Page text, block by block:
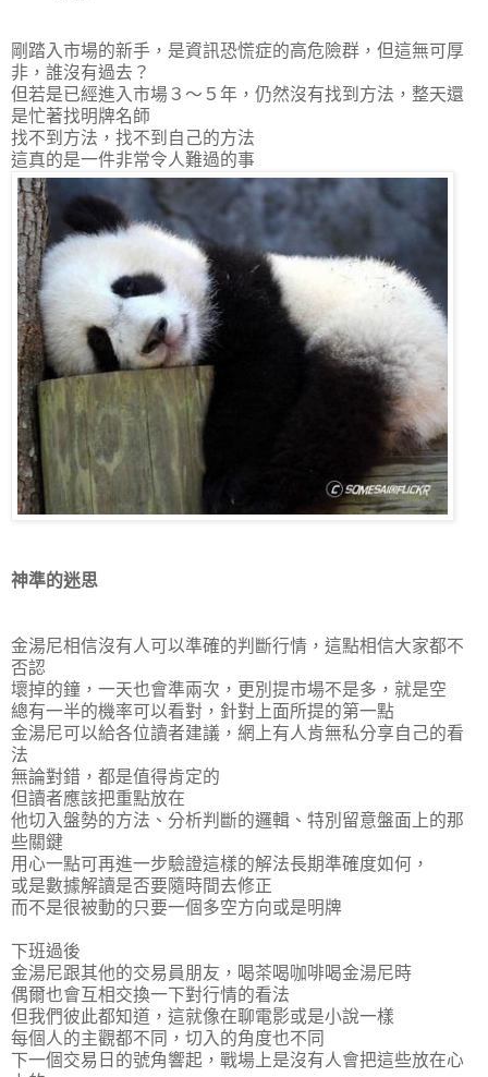
剛踏入市場的新手，是資訊恐慌症的高危險群，但這無可厚
非，誰沒有過去？
但若是已經進入市場３～５年，仍然沒有找到方法，整天還
是忙著找明牌名師
找不到方法，找不到自己的方法
這真的是一件非常令人難過的事
神準的迷思
金湯尼相信沒有人可以準確的判斷行情，這點相信大家都不
否認
壞掉的鐘，一天也會準兩次，更別提市場不是多，就是空
總有一半的機率可以看對，針對上面所提的第一點
金湯尼可以給各位讀者建議，網上有人肯無私分享自己的看
法
無論對錯，都是值得肯定的
但讀者應該把重點放在
他切入盤勢的方法、分析判斷的邏輯、特別留意盤面上的那
些關鍵
用心一點可再進一步驗證這樣的解法長期準確度如何，
或是數據解讀是否要隨時間去修正
而不是很被動的只要一個多空方向或是明牌
下班過後
金湯尼跟其他的交易員朋友，喝茶喝咖啡喝金湯尼時
偶爾也會互相交換一下對行情的看法
但我們彼此都知道，這就像在聊電影或是小說一樣
每個人的主觀都不同，切入的角度也不同
下一個交易日的號角響起，戰場上是沒有人會把這些放在心